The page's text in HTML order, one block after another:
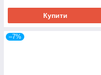
Купити
–7%